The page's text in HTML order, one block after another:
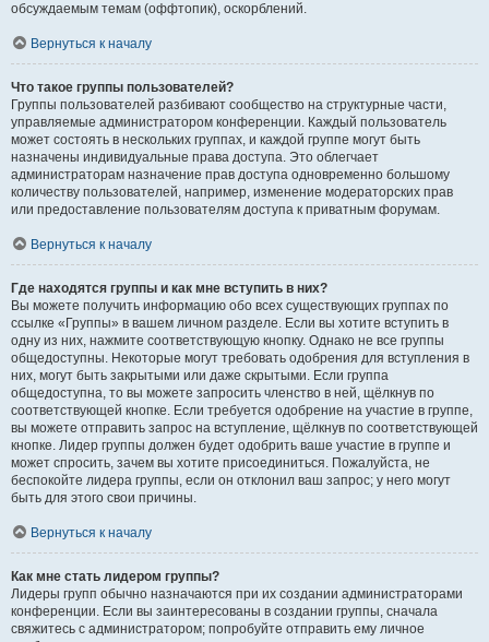
обсуждаемым темам (оффтопик), оскорблений.
Вернуться к началу
Что такое группы пользователей?
Группы пользователей разбивают сообщество на структурные части,
управляемые администратором конференции. Каждый пользователь
может состоять в нескольких группах, и каждой группе могут быть
назначены индивидуальные права доступа. Это облегчает
администраторам назначение прав доступа одновременно большому
количеству пользователей, например, изменение модераторских прав
или предоставление пользователям доступа к приватным форумам.
Вернуться к началу
Где находятся группы и как мне вступить в них?
Вы можете получить информацию обо всех существующих группах по
ссылке «Группы» в вашем личном разделе. Если вы хотите вступить в
одну из них, нажмите соответствующую кнопку. Однако не все группы
общедоступны. Некоторые могут требовать одобрения для вступления в
них, могут быть закрытыми или даже скрытыми. Если группа
общедоступна, то вы можете запросить членство в ней, щёлкнув по
соответствующей кнопке. Если требуется одобрение на участие в группе,
вы можете отправить запрос на вступление, щёлкнув по соответствующей
кнопке. Лидер группы должен будет одобрить ваше участие в группе и
может спросить, зачем вы хотите присоединиться. Пожалуйста, не
беспокойте лидера группы, если он отклонил ваш запрос; у него могут
быть для этого свои причины.
Вернуться к началу
Как мне стать лидером группы?
Лидеры групп обычно назначаются при их создании администраторами
конференции. Если вы заинтересованы в создании группы, сначала
свяжитесь с администратором; попробуйте отправить ему личное